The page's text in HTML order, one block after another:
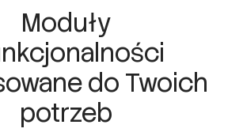
Moduły
do Twoich
potrzeb